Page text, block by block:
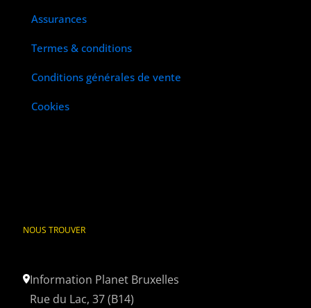
Assurances
Termes & conditions
Conditions générales de vente
Cookies
NOUS TROUVER
Information Planet Bruxelles
Rue du Lac, 37 (B14)